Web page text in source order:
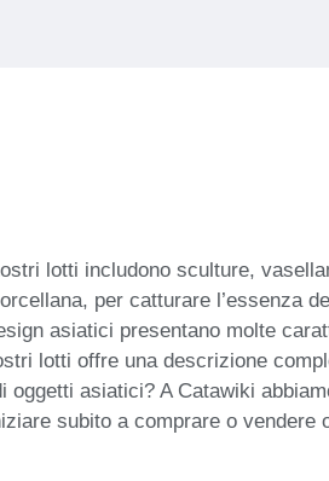
lotti includono sculture,
per catturare l’essenza
asiatici presentano molte
lotti offre una descrizione
asiatici? A Catawiki
subito a comprare o vendere